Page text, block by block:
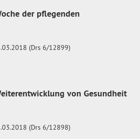
der pflegenden
(Drs 6/12899)
von Gesundheit
(Drs 6/12898)